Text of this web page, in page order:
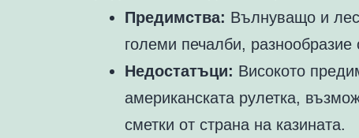
Предимства: Вълнуващо и
големи печалби, разнообразие
Недостатъци: Високото
американската рулетка,
сметки от страна на казината.